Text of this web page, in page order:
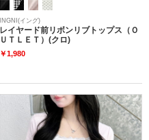
INGNI(イング)
レイヤード前リボンリブトップス（Ｏ
ＵＴＬＥＴ）(クロ)
￥1,980